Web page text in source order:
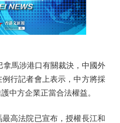
馬涉港口有關裁決，中國外
行記者會上表示，中方將採
中方企業正當合法權益。
高法院已宣布，授權長江和